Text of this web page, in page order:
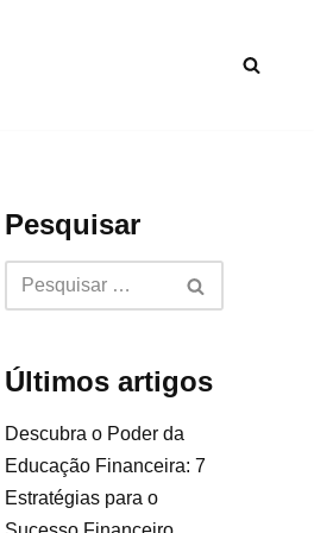
Pesquisar
Últimos artigos
Descubra o Poder da
Educação Financeira: 7
Estratégias para o